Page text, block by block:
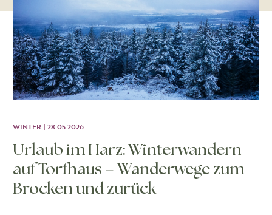
WINTER | 28.05.2026
Urlaub im Harz: Winterwandern
auf Torfhaus – Wanderwege zum
Brocken und zurück